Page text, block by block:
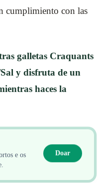
cumplimiento con las
galletas Craquants
y disfruta de un
haces la
e os
Doar